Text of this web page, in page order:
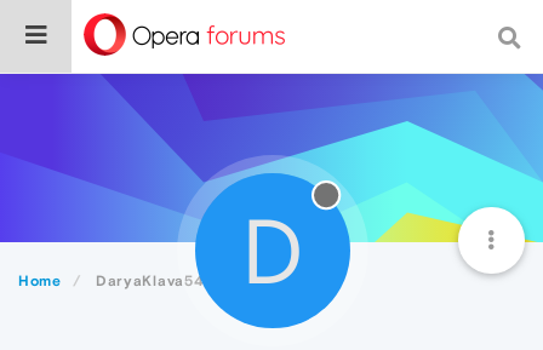
Home DaryaKlava54 D